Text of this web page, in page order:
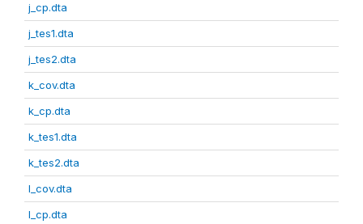
j_cp.dta
j_tes1.dta
j_tes2.dta
k_cov.dta
k_cp.dta
k_tes1.dta
k_tes2.dta
l_cov.dta
l_cp.dta